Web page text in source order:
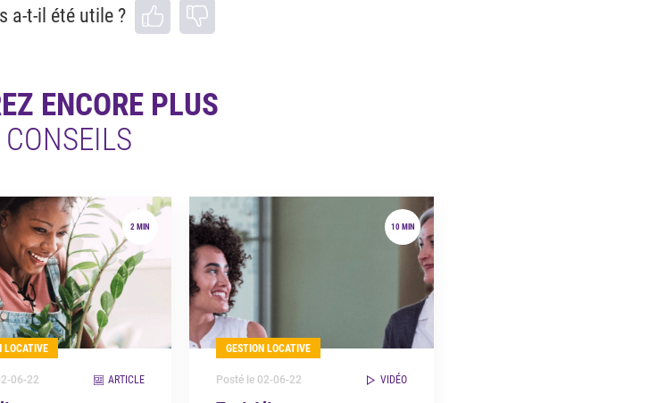
a-t-il été utile ?
ENCORE PLUS
CONSEILS
2 MIN
LOCATIVE
ARTICLE
06-22
10 MIN
GESTION LOCATIVE
VIDÉO
Posté le 02-06-22